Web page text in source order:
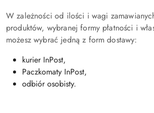
W zależności od ilości i wagi
produktów, wybranej formy płatności i
możesz wybrać jedną z form dostawy:
kurier InPost,
Paczkomaty InPost,
odbiór osobisty.